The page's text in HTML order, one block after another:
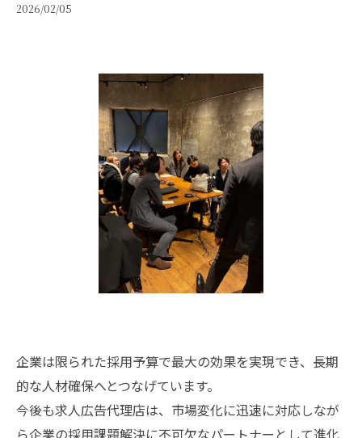
2026/02/05
企業は限られた採用予算で最大の効果を実現でき、長期
的な人材確保へとつなげています。
今後も求人広告代理店は、市場変化に迅速に対応しなが
ら企業の採用課題解決に不可欠なパートナーとして進化